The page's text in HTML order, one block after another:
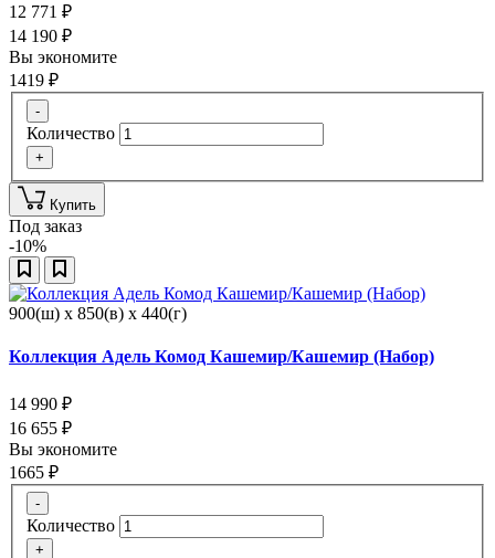
12 771 ₽
14 190 ₽
Вы экономите
1419 ₽
-
Количество
+
Купить
Под заказ
-10%
900(ш) x 850(в) x 440(г)
Коллекция Адель Комод Кашемир/Кашемир (Набор)
14 990 ₽
16 655 ₽
Вы экономите
1665 ₽
-
Количество
+